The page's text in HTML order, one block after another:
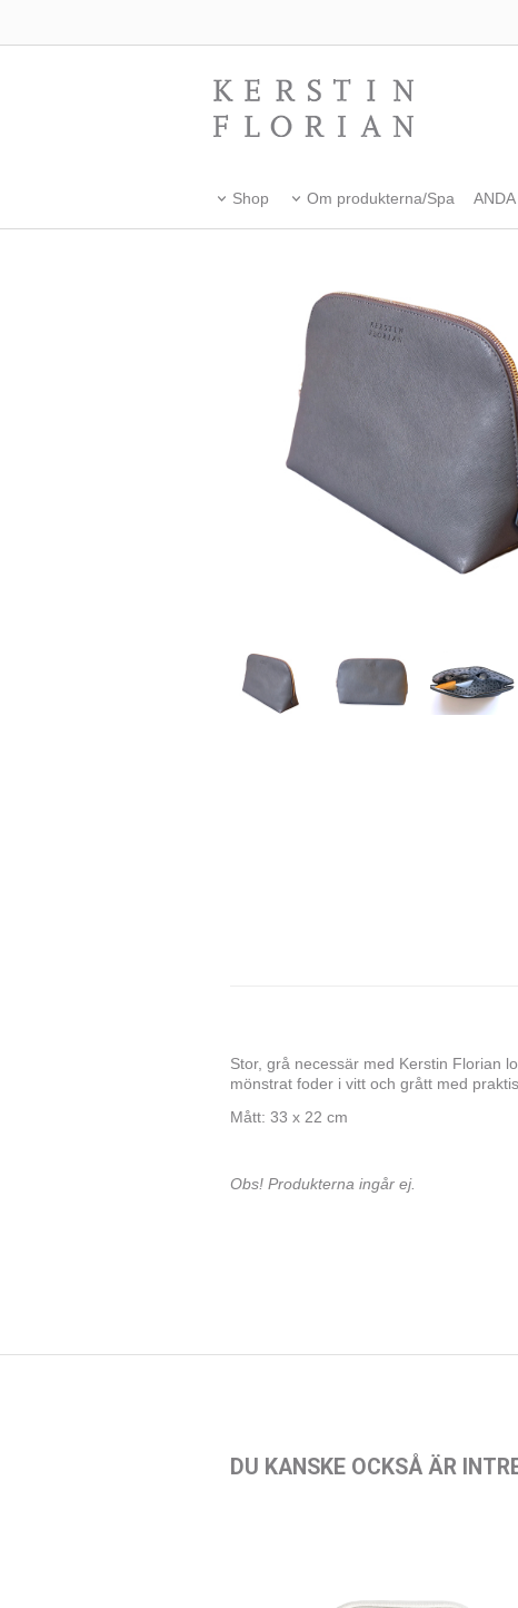
Shop Om produkterna/Spa ANDA
Stor, grå necessär med Kerstin Florian
mönstrat foder i vitt och grått med
Mått: 33 x 22 cm
Obs! Produkterna ingår ej.
DU KANSKE OCKSÅ ÄR